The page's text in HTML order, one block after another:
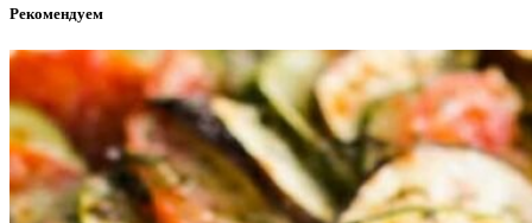
Рекомендуем